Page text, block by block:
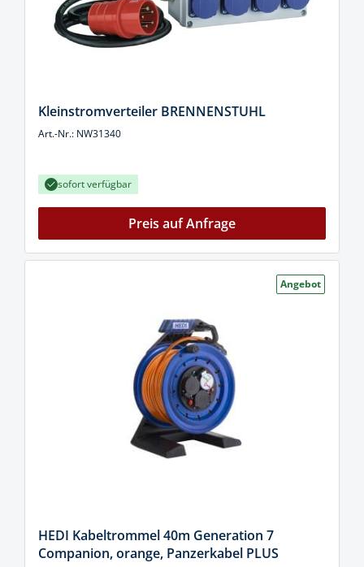
Kleinstromverteiler BRENNENSTUHL
Art.-Nr.: NW31340
sofort verfügbar
Preis auf Anfrage
Angebot
HEDI Kabeltrommel 40m Generation 7
Companion, orange, Panzerkabel PLUS